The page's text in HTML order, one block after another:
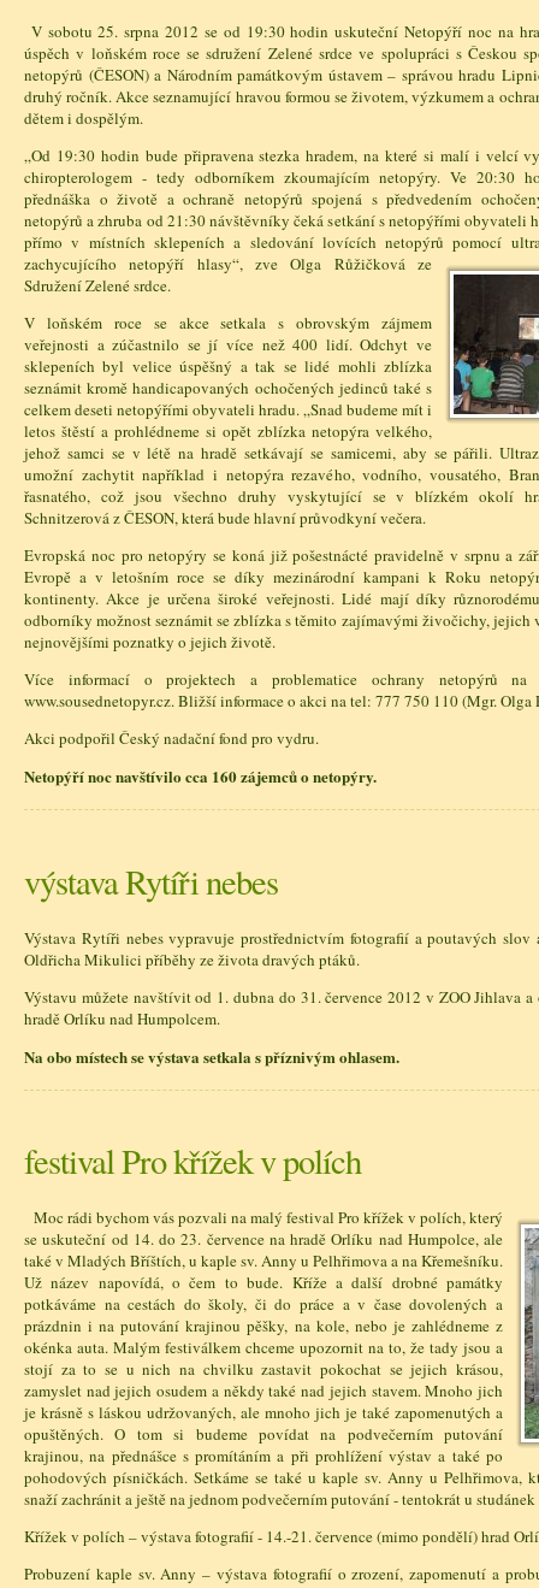
V sobotu 25. srpna 2012 se od 19:30 hodin uskuteční Netopýří noc na
úspěch v loňském roce se sdružení Zelené srdce ve spolupráci s Českou
netopýrů (ČESON) a Národním památkovým ústavem – správou hradu
druhý ročník. Akce seznamující hravou formou se životem, výzkumem a
dětem i dospělým.
„Od 19:30 hodin bude připravena stezka hradem, na které si malí i velcí
chiropterologem - tedy odborníkem zkoumajícím netopýry. Ve 20:30
přednáška o životě a ochraně netopýrů spojená s předvedením
netopýrů a zhruba od 21:30 návštěvníky čeká setkání s netopýřími obyvateli
přímo v místních sklepeních a sledování lovících netopýrů pomocí
zachycujícího netopýří hlasy“, zve Olga Růžičková ze
Sdružení Zelené srdce.
V loňském roce se akce setkala s obrovským zájmem
veřejnosti a zúčastnilo se jí více než 400 lidí. Odchyt ve
sklepeních byl velice úspěšný a tak se lidé mohli zblízka
seznámit kromě handicapovaných ochočených jedinců také s
celkem deseti netopýřími obyvateli hradu. „Snad budeme mít i
letos štěstí a prohlédneme si opět zblízka netopýra velkého,
jehož samci se v létě na hradě setkávají se samicemi, aby se pářili.
umožní zachytit například i netopýra rezavého, vodního, vousatého,
řasnatého, což jsou všechno druhy vyskytující se v blízkém okolí
Schnitzerová z ČESON, která bude hlavní průvodkyní večera.
Evropská noc pro netopýry se koná již pošestnácté pravidelně v srpnu a
Evropě a v letošním roce se díky mezinárodní kampani k Roku
kontinenty. Akce je určena široké veřejnosti. Lidé mají díky
odborníky možnost seznámit se zblízka s těmito zajímavými živočichy, jejich
nejnovějšími poznatky o jejich životě.
Více informací o projektech a problematice ochrany netopýrů na
www.sousednetopyr.cz. Bližší informace o akci na tel: 777 750 110 (Mgr. Olga
Akci podpořil Český nadační fond pro vydru.
Netopýří noc navštívilo cca 160 zájemců o netopýry.
výstava Rytíři nebes
Výstava Rytíři nebes vypravuje prostřednictvím fotografií a poutavých slov
Oldřicha Mikulici příběhy ze života dravých ptáků.
Výstavu můžete navštívit od 1. dubna do 31. července 2012 v ZOO Jihlava a
hradě Orlíku nad Humpolcem.
Na obo místech se výstava setkala s příznivým ohlasem.
festival Pro křížek v polích
Moc rádi bychom vás pozvali na malý festival Pro křížek v polích, který
se uskuteční od 14. do 23. července na hradě Orlíku nad Humpolce, ale
také v Mladých Bříštích, u kaple sv. Anny u Pelhřimova a na Křemešníku.
Už název napovídá, o čem to bude. Kříže a další drobné památky
potkáváme na cestách do školy, či do práce a v čase dovolených a
prázdnin i na putování krajinou pěšky, na kole, nebo je zahlédneme z
okénka auta. Malým festiválkem chceme upozornit na to, že tady jsou a
stojí za to se u nich na chvilku zastavit pokochat se jejich krásou,
zamyslet nad jejich osudem a někdy také nad jejich stavem. Mnoho jich
je krásně s láskou udržovaných, ale mnoho jich je také zapomenutých a
opuštěných. O tom si budeme povídat na podvečerním putování
krajinou, na přednášce s promítáním a při prohlížení výstav a také po
pohodových písničkách. Setkáme se také u kaple sv. Anny u Pelhřimova,
snaží zachránit a ještě na jednom podvečerním putování - tentokrát u
Křížek v polích – výstava fotografií - 14.-21. července (mimo pondělí) hrad
Probuzení kaple sv. Anny – výstava fotografií o zrození, zapomenutí a